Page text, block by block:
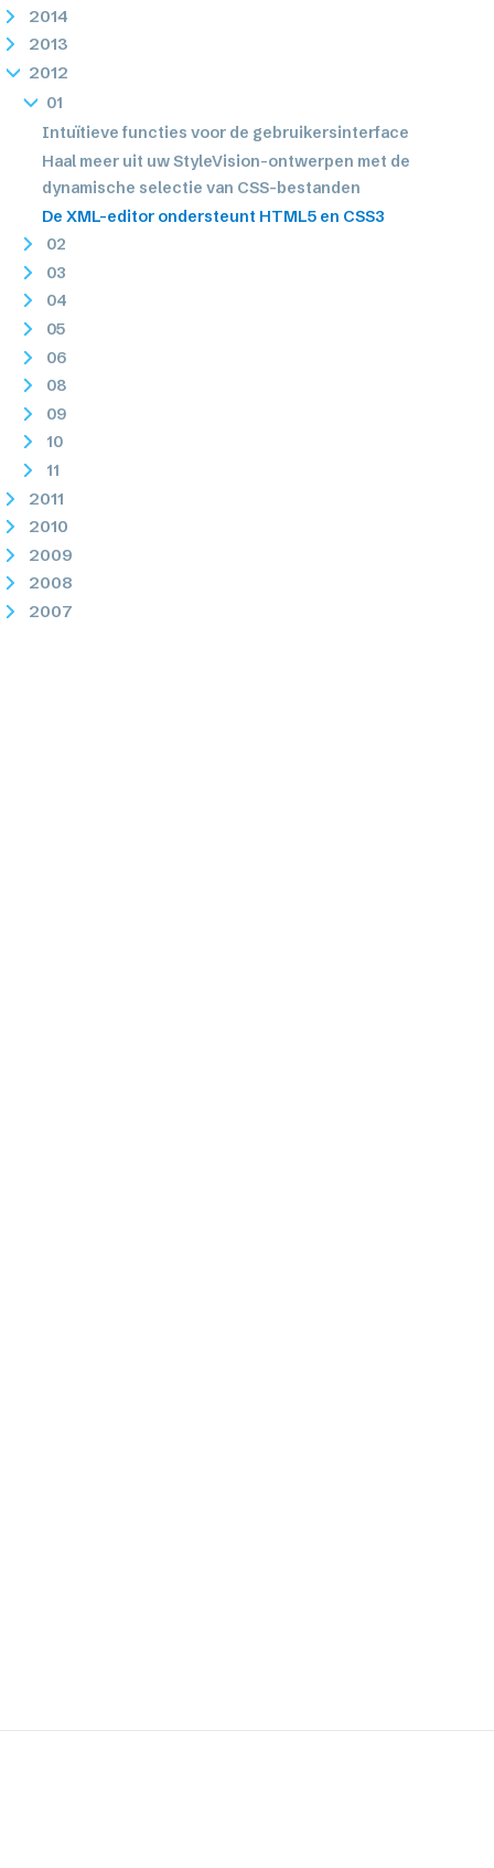
2014
2013
2012
01
Intuïtieve functies voor de gebruikersinterface
Haal meer uit uw StyleVision-ontwerpen met de
dynamische selectie van CSS-bestanden
De XML-editor ondersteunt HTML5 en CSS3
02
03
04
05
06
08
09
10
11
2011
2010
2009
2008
2007